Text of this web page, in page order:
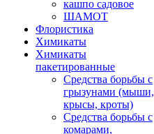
кашпо садовое
ШАМОТ
Флористика
Химикаты
Химикаты
пакетированные
Средства борьбы с
грызунами (мыши,
крысы, кроты)
Средства борьбы с
комарами,